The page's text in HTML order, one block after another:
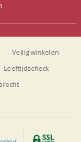
Veilig winkelen
Leeftijdscheck